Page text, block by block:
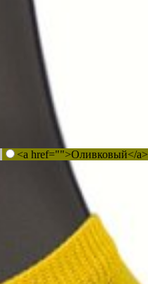
<a href="">Оливковый</a>